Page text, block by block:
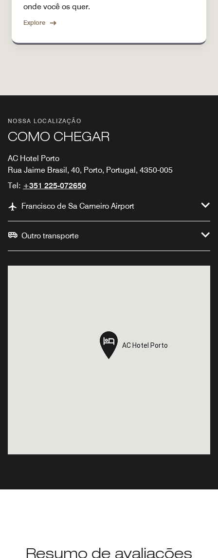
onde você os quer.
Explore
NOSSA LOCALIZAÇÃO
COMO CHEGAR
AC Hotel Porto
Rua Jaime Brasil, 40, Porto, Portugal, 4350-005
Tel: +351 225-072650
Francisco de Sa Carneiro Airport
Outro transporte
AC Hotel Porto
AC Hotel Porto